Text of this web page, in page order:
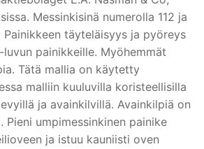
Messinkisinä numerolla 112 ja
Painikkeen täyteläisyys ja pyöreys
painikkeille. Myöhemmät
Tätä mallia on käytetty
malliin kuuluvilla koristeellisilla
ja avainkilvillä. Avainkilpiä on
Pieni umpimessinkinen painike
ja istuu kauniisti oven